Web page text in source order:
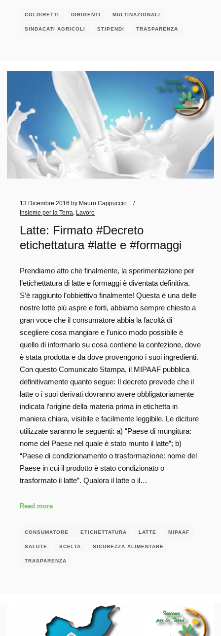
COLDIRETTI DIRIGENTI MULTINAZIONALI
SINDACATI AGRICOLI STIPENDI TRASPARENZA
13 Dicembre 2016 by Mauro Cappuccio
Insieme per la Terra
Lavoro
Latte: Firmato #Decreto
etichettatura #latte e #formaggi
Prendiamo atto che finalmente, la sperimentazione per
l’etichettatura di latte e formaggi è diventata definitiva.
S’è raggiunto l’obbiettivo finalmente! Questa è una delle
nostre lotte più aspre e forti, abbiamo sempre chiesto a
gran voce che il consumatore abbia la facoltà di
scegliere cosa mangiare e l’unico modo possibile è
quello di informarlo su cosa contiene la confezione, dove
è stata prodotta e da dove provengono i suoi ingredienti.
Con questo Comunicato Stampa, il MIPAAF pubblica
definitivamente quanto segue: Il decreto prevede che il
latte o i suoi derivati dovranno avere obbligatoriamente
indicata l’origine della materia prima in etichetta in
maniera chiara, visibile e facilmente leggibile. Le diciture
utilizzate saranno le seguenti: a) “Paese di mungitura:
nome del Paese nel quale è stato munto il latte”; b)
“Paese di condizionamento o trasformazione: nome del
Paese in cui il prodotto è stato condizionato o
trasformato il latte”. Qualora il latte o il…
Read more
CONSUMATORE ETICHETTATURA LATTE MIPAAF
SALUTE SCELTA SICUREZZA ALIMENTARE
TRASPARENZA